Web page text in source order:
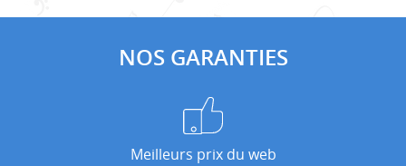
NOS GARANTIES
Meilleurs prix du web